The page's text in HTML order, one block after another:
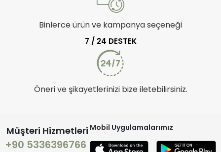
Binlerce ürün ve kampanya seçeneği
7 / 24 DESTEK
Öneri ve şikayetlerinizi bize iletebilirsiniz.
Müşteri Hizmetleri
+90 5336396766
Mobil Uygulamalarımız